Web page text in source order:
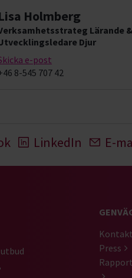
Holmberg
Lärande
Djur
e-post
8-545 707 42
LinkedIn E-
Press